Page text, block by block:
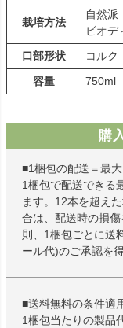
栽培方法
自然派
ビオデ
口部形状
コルク
容量
750ml
購
■1梱包の配送＝最
1梱包で配送できる
ます。12本を超え
合は、配送時の損
則、1梱包ごとに送
ール代)のご承認を
■送料無料の条件適
1梱包当たりの製品